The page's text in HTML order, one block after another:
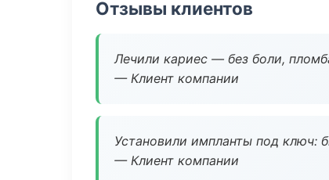
Отзывы клиентов
Лечили кариес — без боли,
— Клиент компании
Установили импланты под ключ:
— Клиент компании